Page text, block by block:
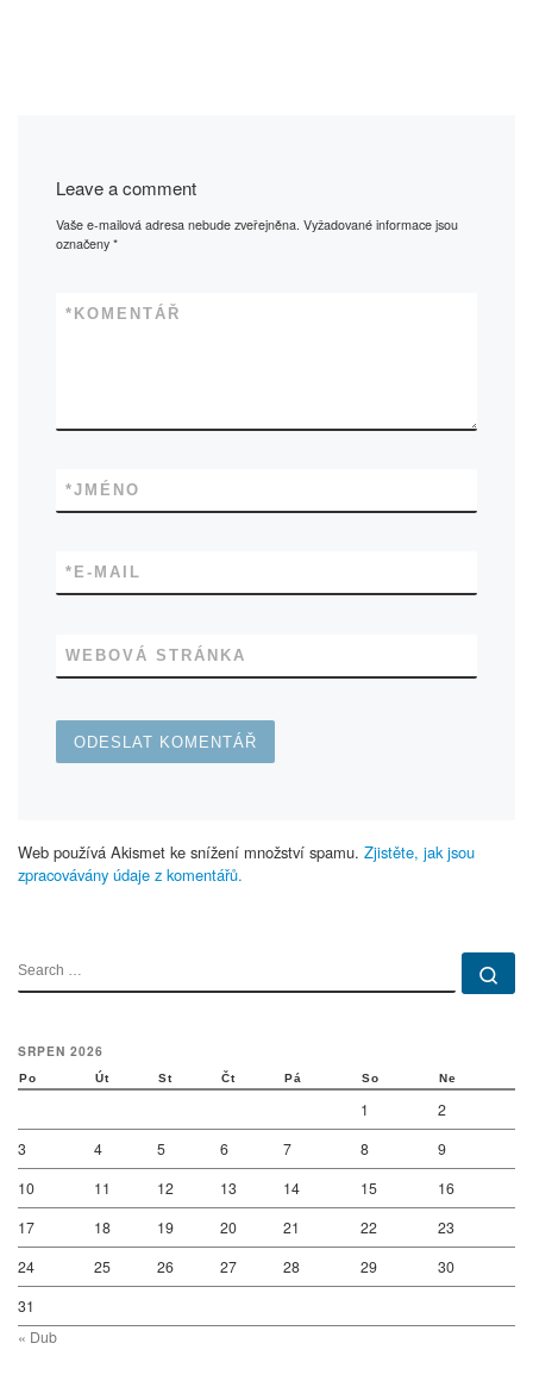
Leave a comment
Vaše e-mailová adresa nebude zveřejněna. Vyžadované informace jsou
označeny*
KOMENTÁŘ
*
JMÉNO
*
E-MAIL
*
WEBOVÁ STRÁNKA
Web používá Akismet ke snížení množství spamu. Zjistěte, jak jsou
zpracovávány údaje z komentářů.
SEARCH
SRPEN 2026
Po Út St Čt Pá So Ne
1
2
3
4 5 6 7 8
9
10
11 12 13 14 15
16
17
18 19 20 21 22
23
24
25 26 27 28 29
30
31
« Dub